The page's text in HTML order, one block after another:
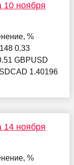
10 ноября
%
0.33
GBPUSD
1.40196
14 ноября
%